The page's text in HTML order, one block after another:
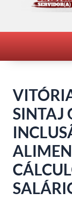
SINTAJ